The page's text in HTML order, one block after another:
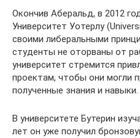
Окончив Аберальд, в 2012
Университет Уотерлу
своими либеральными
студенты не оторваны от
университет стремится
проектам, чтобы они могли
полученные знания и навыки.
В университете Бутерин
лет он уже получил